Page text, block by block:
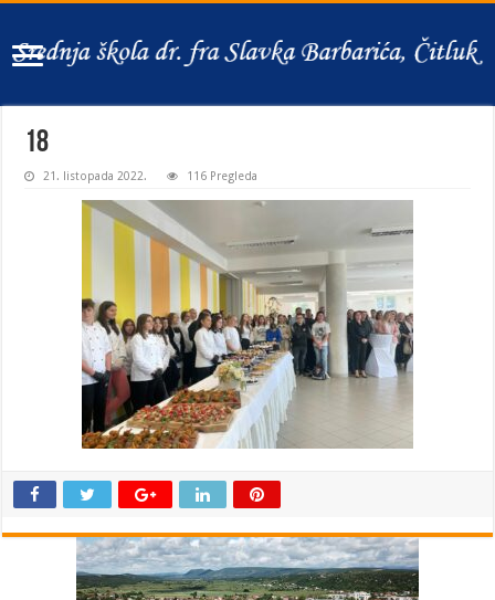
18
21. listopada 2022. 116 Pregleda